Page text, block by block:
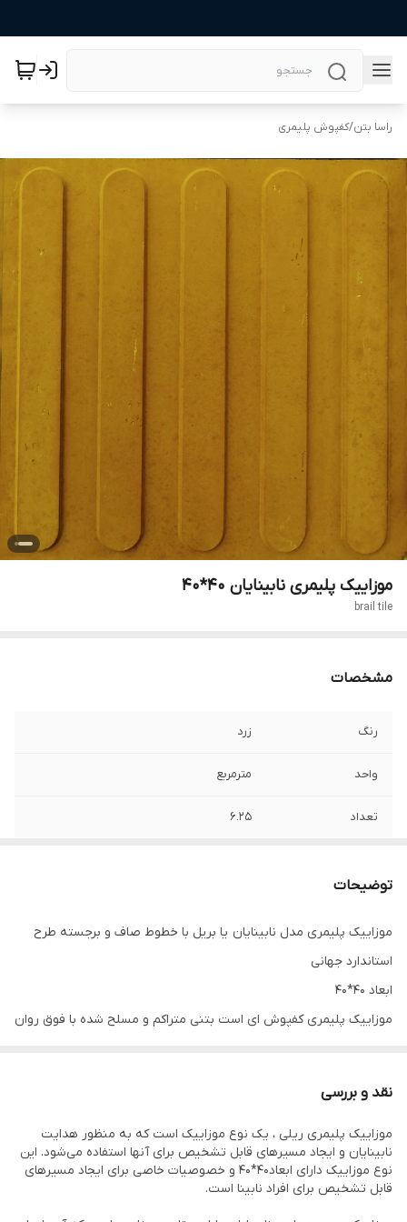
راسا بتن/کفپوش پلیمری
موزاییک پلیمری نابینایان 40*40
brail tile
مشخصات
رنگ زرد
واحد مترمربع
تعداد 6.25
توضیحات
موزاییک پلیمری مدل نابینایان یا بریل با خطوط صاف و برجسته طرح
استاندارد جهانی
ابعاد 40*40
موزاییک پلیمری کفپوش ای است بتنی متراکم و مسلح شده با فوق روان
رزین شده که باعث استحکام و همچنین مقاومت در برابر هوای سرد و
زیر صفر می‌شود.
استفاده از اسکوپ سنگ جهت چسبندگی به کف جز ملزومات این نوع
محصول میباشد
نقد و بررسی
موزاییک پلیمری ریلی ، یک نوع موزاییک است که به منظور هدایت
نابینایان و ایجاد مسیر‌های قابل تشخیص برای آنها استفاده می‌شود. این
نوع موزاییک دارای ابعاد40*40 و خصوصیات خاصی برای ایجاد مسیر‌های
قابل تشخیص برای افراد نابینا است.